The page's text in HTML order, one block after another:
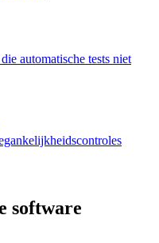
automatische tests niet
software